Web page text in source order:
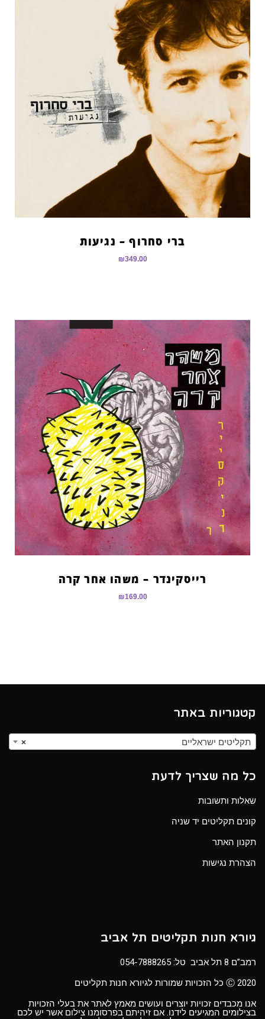
ברי סחרוף – נגיעות
₪349.00
רייסקינדר – משהו אחר קרה
₪169.00
קטגוריות באתר
× תקליטים ישראליים
כל מה שצריך לדעת
שאלות ותשובות
קונים תקליטים יד שניה
תקנון האתר
הצהרת נגישות
גיורא חנות תקליטים תל אביב
רמב”ם 8 תל אביב טל:
054-7888265
Ⓒ 2020 כל הזכויות שמורות לגיורא חנות תקליטים
אנו מכבדים זכויות יוצרים ועושים מאמץ לאתר את בעלי הזכויות
בצילומים המגיעים לידנו. אם זיהיתם בפרסומנו צילום אשר יש לכם